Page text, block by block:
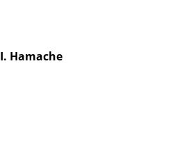
I. Hamache